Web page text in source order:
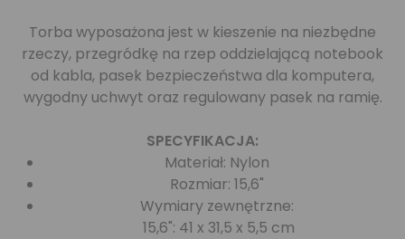
Torba wyposażona jest w kieszenie na niezbędne
rzeczy, przegródkę na rzep oddzielającą notebook
od kabla, pasek bezpieczeństwa dla komputera,
wygodny uchwyt oraz regulowany pasek na ramię.
SPECYFIKACJA:
Materiał: Nylon
Rozmiar: 15,6"
Wymiary zewnętrzne:
15,6": 41 x 31,5 x 5,5 cm